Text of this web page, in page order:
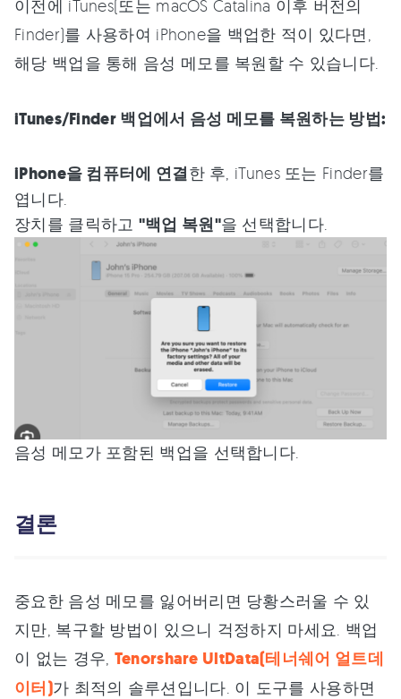
이전에 iTunes(또는 macOS Catalina 이후 버전의
Finder)를 사용하여 iPhone을 백업한 적이 있다면,
해당 백업을 통해 음성 메모를 복원할 수 있습니다.
iTunes/Finder 백업에서 음성 메모를 복원하는 방법:
iPhone을 컴퓨터에 연결한 후, iTunes 또는 Finder를
엽니다.
장치를 클릭하고 "백업 복원"을 선택합니다.
음성 메모가 포함된 백업을 선택합니다.
결론
중요한 음성 메모를 잃어버리면 당황스러울 수 있
지만, 복구할 방법이 있으니 걱정하지 마세요. 백업
이 없는 경우, Tenorshare UltData(테너쉐어 얼트데
이터)가 최적의 솔루션입니다. 이 도구를 사용하면